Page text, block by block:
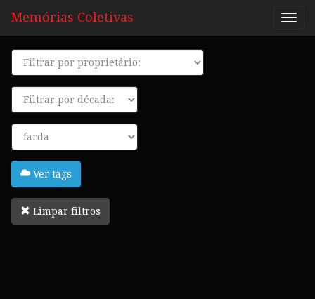
Memórias Coletivas
Proprietário
Década
Tags
Ver tags
Limpar filtros